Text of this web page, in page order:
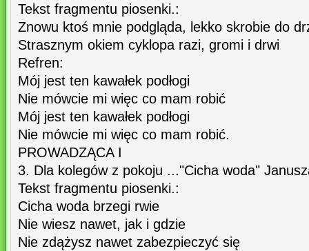
Tekst fragmentu piosenki.:
Znowu ktoś mnie podgląda, lekko skrobie do
Strasznym okiem cyklopa razi, gromi i drwi
Refren:
Mój jest ten kawałek podłogi
Nie mówcie mi więc co mam robić
Mój jest ten kawałek podłogi
Nie mówcie mi więc co mam robić.
PROWADZĄCA I
3. Dla kolegów z pokoju ..."Cicha woda"
Tekst fragmentu piosenki.:
Cicha woda brzegi rwie
Nie wiesz nawet, jak i gdzie
Nie zdążysz nawet zabezpieczyć się